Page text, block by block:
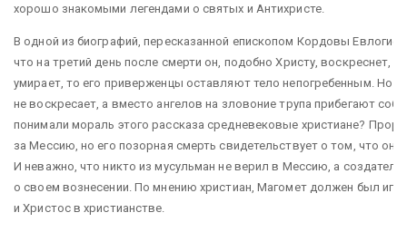
хорошо знакомыми легендами о святых и Антихристе.
В одной из биографий, пересказанной епископом Кордовы
что на третий день после смерти он, подобно Христу, воскреснет, и
умирает, то его приверженцы оставляют тело непогребенным. Но
не воскресает, а вместо ангелов на зловоние трупа прибегают
понимали мораль этого рассказа средневековые христиане?
за Мессию, но его позорная смерть свидетельствует о том, что он
И неважно, что никто из мусульман не верил в Мессию, а создатель
о своем вознесении. По мнению христиан, Магомет должен был
и Христос в христианстве.